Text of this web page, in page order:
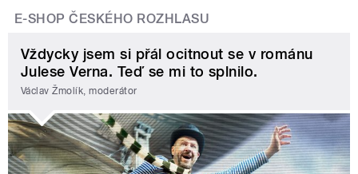
E-SHOP ČESKÉHO ROZHLASU
Vždycky jsem si přál ocitnout se v románu
Julese Verna. Teď se mi to splnilo.
Václav Žmolík, moderátor